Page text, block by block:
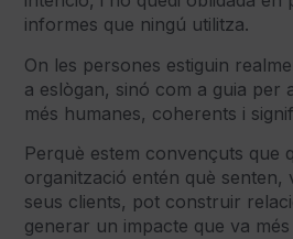
informes que ningú utilitza.
On les persones estiguin
a eslògan, sinó com a guia per
més humanes, coherents i
Perquè estem convençuts que
organització entén què senten,
seus clients, pot construir
generar un impacte que va